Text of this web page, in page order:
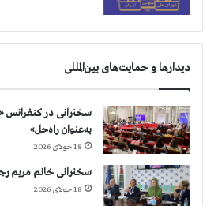
دیدارها و حمایت‌های بین‌المللی
سخنرانی در کنفرانس
به‌عنوان راه‌حل»
18 جولای 2026
سخنرانی خانم مریم
18 جولای 2026